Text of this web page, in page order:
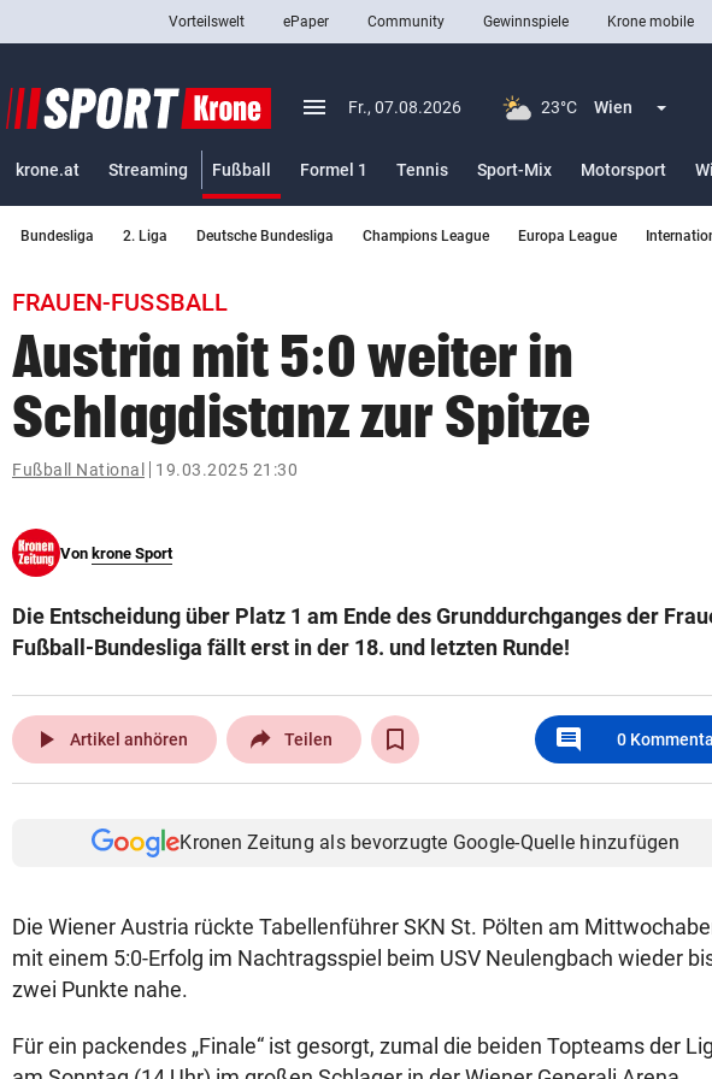
closeSchließen
Abonnieren
bookmark
search
Suchbegriff
eingeben
© Krone Multimedia GmbH & Co KG 2026
Vorteilswelt ePaper Community Gewinnspiele Krone mobile
menu Menü aufklappen
Fr., 07.08.2026 23°C Wien Menü
krone.at Streaming Fußball
Formel 1
Tennis Sport-Mix Motorsport
Bundesliga 2. Liga Deutsche Bundesliga Champions League Europa League
FRAUEN-FUSSBALL
Austria mit 5:0 weiter in
Schlagdistanz zur Spitze
Fußball National 19.03.2025 21:30
Von krone Sport
Die Entscheidung über Platz 1 am Ende des Grunddurchganges der
Fußball-Bundesliga fällt erst in der 18. und letzten Runde!
play_arrow Artikel anhören Teilen comment 0
Kronen Zeitung als bevorzugte Google-Quelle hinzufügen
Die Wiener Austria rückte Tabellenführer SKN St. Pölten am
mit einem 5:0-Erfolg im Nachtragsspiel beim USV Neulengbach wieder
zwei Punkte nahe.
Für ein packendes „Finale“ ist gesorgt, zumal die beiden Topteams der